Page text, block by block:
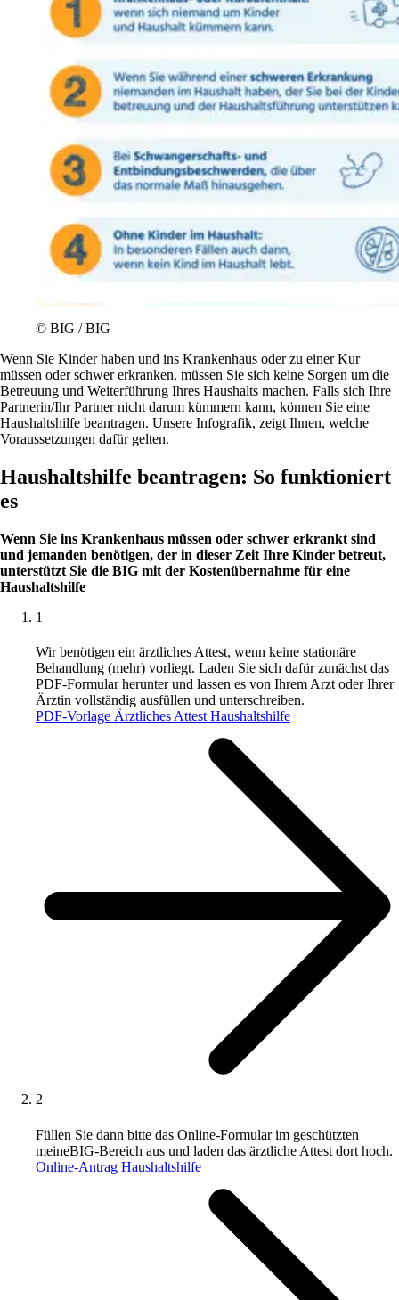
© BIG / BIG
Wenn Sie Kinder haben und ins Krankenhaus oder zu einer Kur
müssen oder schwer erkranken, müssen Sie sich keine Sorgen um die
Betreuung und Weiterführung Ihres Haushalts machen. Falls sich Ihre
Partnerin/Ihr Partner nicht darum kümmern kann, können Sie eine
Haushaltshilfe beantragen. Unsere Infografik, zeigt Ihnen, welche
Voraussetzungen dafür gelten.
Haushaltshilfe beantragen: So funktioniert
es
Wenn Sie ins Krankenhaus müssen oder schwer erkrankt sind
und jemanden benötigen, der in dieser Zeit Ihre Kinder betreut,
unterstützt Sie die BIG mit der Kostenübernahme für eine
Haushaltshilfe
1
Wir benötigen ein ärztliches Attest, wenn keine stationäre
Behandlung (mehr) vorliegt. Laden Sie sich dafür zunächst das
PDF-Formular herunter und lassen es von Ihrem Arzt oder Ihrer
Ärztin vollständig ausfüllen und unterschreiben.
PDF-Vorlage Ärztliches Attest Haushaltshilfe
2
Füllen Sie dann bitte das Online-Formular im geschützten
meineBIG-Bereich aus und laden das ärztliche Attest dort hoch.
Online-Antrag Haushaltshilfe